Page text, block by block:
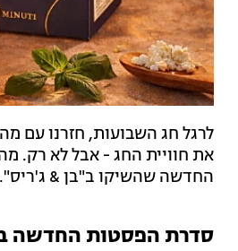
לרגל חג השבועות, חזרנו עם
את חוויית החג - אבל לא רק.
החדשה שהשיקו ב"בן & ג'ריס".
סדרת הפסטות החדשה